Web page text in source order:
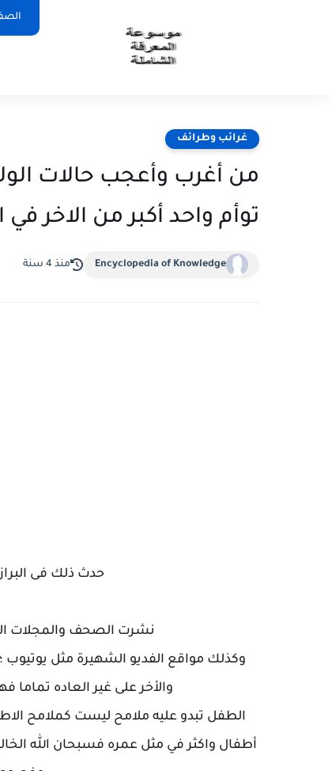
غرائب وطرائف
من أغرب وأعجب حالات
توأم واحد أكبر من الاخر
Encyclopedia of Knowledge منذ 4 سنة
حدث ذلك فى
نشرت الصحف والمجلات
وكذلك مواقع الفديو الشهيرة مثل
والأخر على غير العاده
الطفل تبدو عليه ملامح ليست كملامح
أطفال واكثر في مثل عمره فسبحان الله